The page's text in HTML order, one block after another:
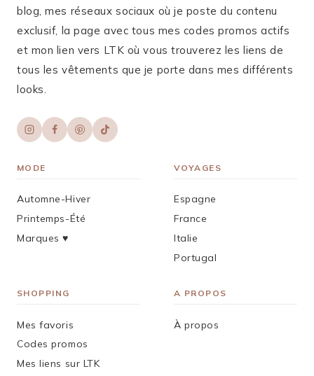
blog, mes réseaux sociaux où je poste du contenu
exclusif, la page avec tous mes codes promos actifs
et mon lien vers LTK où vous trouverez les liens de
tous les vêtements que je porte dans mes différents
looks.
MODE
Automne-Hiver
Printemps-Été
Marques ♥︎
VOYAGES
Espagne
France
Italie
Portugal
SHOPPING
Mes favoris
Codes promos
Mes liens sur LTK
A PROPOS
À propos